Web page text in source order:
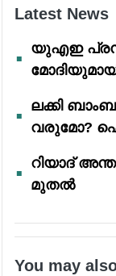
Latest News
യുഎഇ
ലക്കി
വരുമോ?
റിയാദ്
മുതൽ
You may